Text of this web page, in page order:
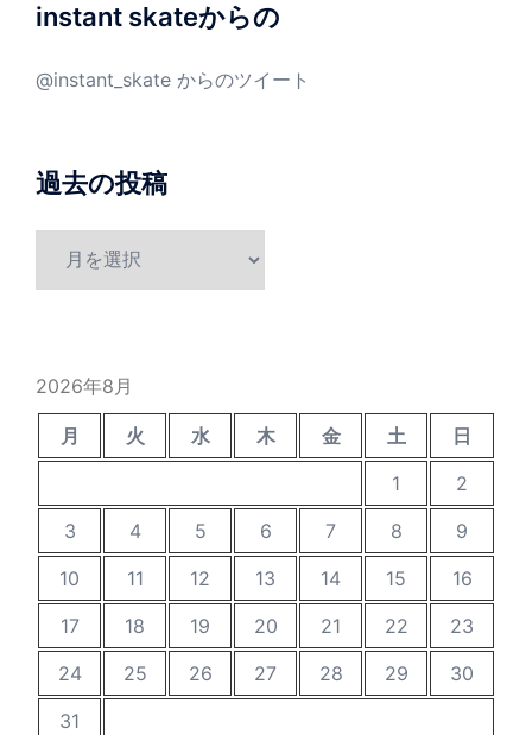
instant skateからの
@instant_skate からのツイート
過去の投稿
2026年8月
月 火 水 木 金 土
日
1
2
3
4 5 6 7 8
9
10
11 12 13 14 15
16
17
18 19 20 21 22
23
24
25 26 27 28 29
30
31